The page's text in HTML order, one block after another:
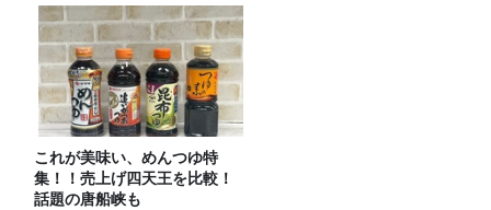
＞
これが美味い、めんつゆ特
集！！売上げ四天王を比較！
話題の唐船峡も